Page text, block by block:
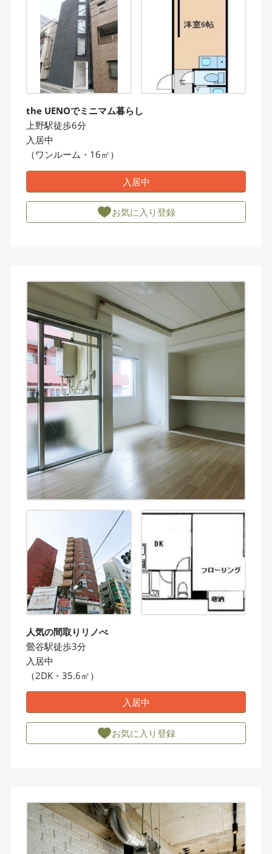
the UENOでミニマム暮らし
上野駅徒歩6分
入居中
（ワンルーム・16㎡）
入居中
お気に入り登録
人気の間取りリノべ
鶯谷駅徒歩3分
入居中
（2DK・35.6㎡）
入居中
お気に入り登録